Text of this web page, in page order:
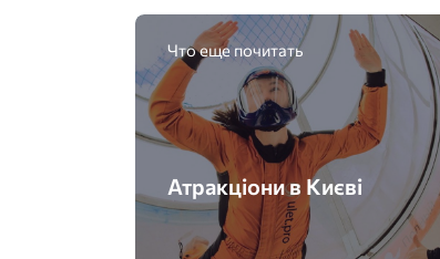
Что еще почитать
Атракціони в Києві